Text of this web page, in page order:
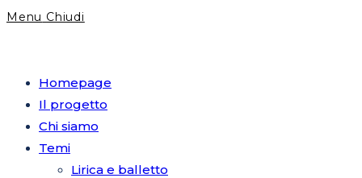
Menu Chiudi
Homepage
Il progetto
Chi siamo
Temi
Lirica e balletto